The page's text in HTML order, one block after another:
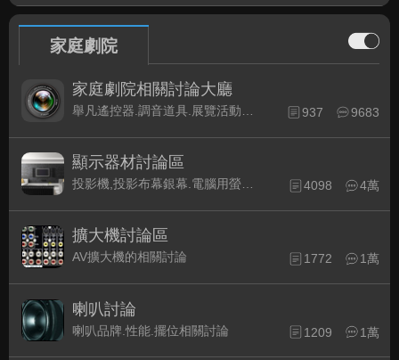
家庭劇院
家庭劇院相關討論大廳
937 9683
顯示器材討論區
4098 4萬
擴大機討論區
AV擴大機的相關討論 1772 1萬
喇叭討論
喇叭品牌.性能.擺位相關討論 1209 1萬